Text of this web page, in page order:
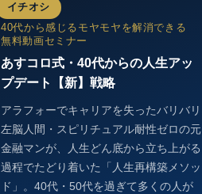
イチオシ
40代から感じるモヤモヤを解消できる
無料動画セミナー
あすコロ式・40代からの人生アッ
プデート【新】戦略
アラフォーでキャリアを失ったバリバリ
左脳人間・スピリチュアル耐性ゼロの元
金融マンが、人生どん底から立ち上がる
過程でたどり着いた「人生再構築メソッ
ド」。40代・50代を過ぎて多くの人が